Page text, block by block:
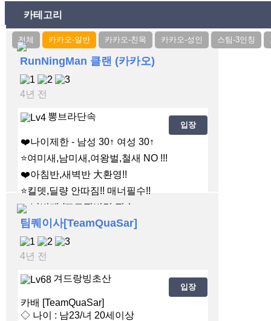
카테고리
RunNingMan 클랜 (카카오)
4년 전
입장
뽕브라단속
❤️나이제한 - 남성 30↑ 여성 30↑
⭐여미새,남미새,여왕벌,철새 NO !!!
❤️아침반,새벽반 大환영!!
⭐킬뎃,딜량 안따짐!! 매너필수!!
❤️닉변제 /프로필변경 필수
팀퀘이사[TeamQuaSar]
4년 전
입장
겨드랑빙초산
카배 [TeamQuaSar]
◇ 나이 : 남23/녀 20세이상